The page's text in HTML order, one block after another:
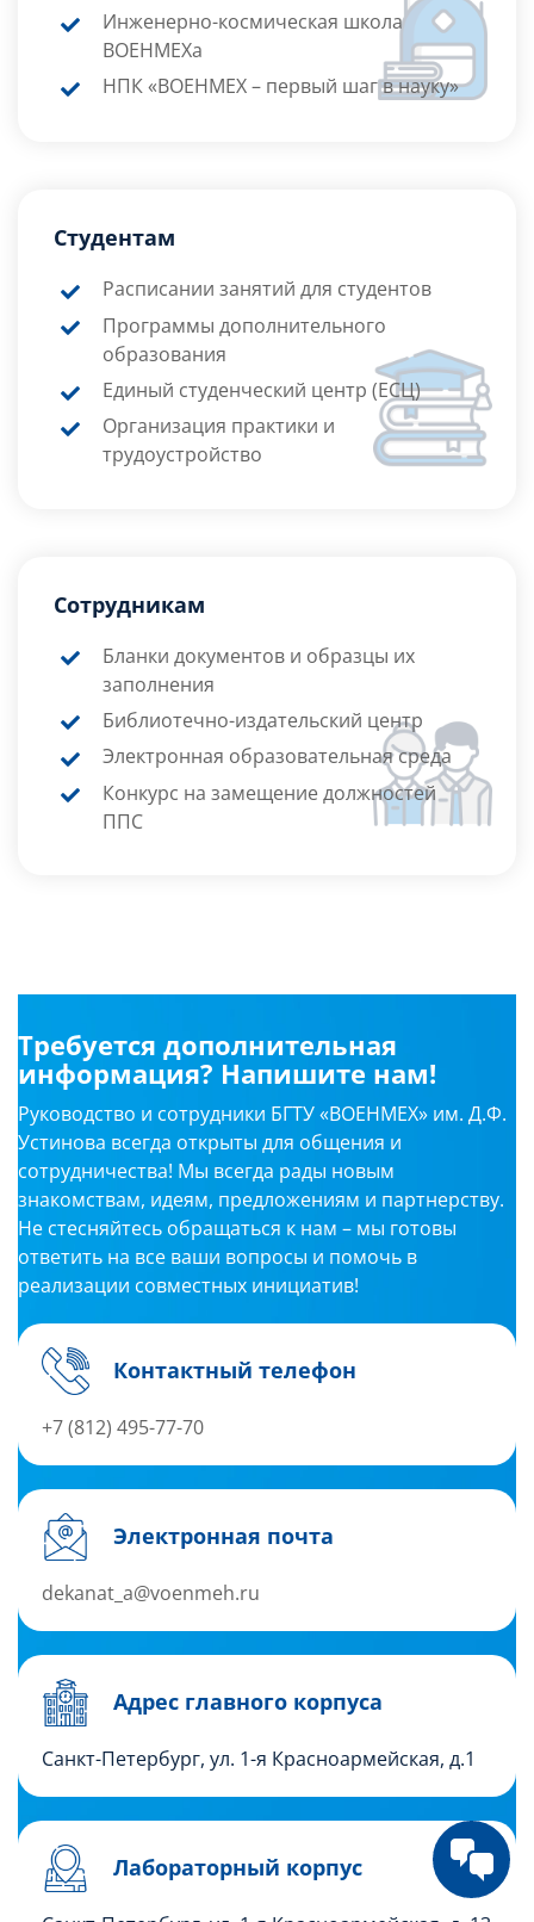
Инженерно-космическая школа
ВОЕНМЕХа
НПК «ВОЕНМЕХ – первый шаг в науку»
Студентам
Расписании занятий для студентов
Программы дополнительного
образования
Единый студенческий центр (ЕСЦ)
Организация практики и
трудоустройство
Сотрудникам
Бланки документов и образцы их
заполнения
Библиотечно-издательский центр
Электронная образовательная среда
Конкурс на замещение должностей
ППС
Требуется дополнительная
информация? Напишите нам!
Руководство и сотрудники БГТУ «ВОЕНМЕХ» им. Д.Ф.
Устинова всегда открыты для общения и
сотрудничества! Мы всегда рады новым
знакомствам, идеям, предложениям и партнерству.
Не стесняйтесь обращаться к нам – мы готовы
ответить на все ваши вопросы и помочь в
реализации совместных инициатив!
Контактный телефон
+7 (812) 495-77-70
Электронная почта
dekanat_a@voenmeh.ru
Адрес главного корпуса
Санкт-Петербург, ул. 1-я Красноармейская, д.1
Лабораторный корпус